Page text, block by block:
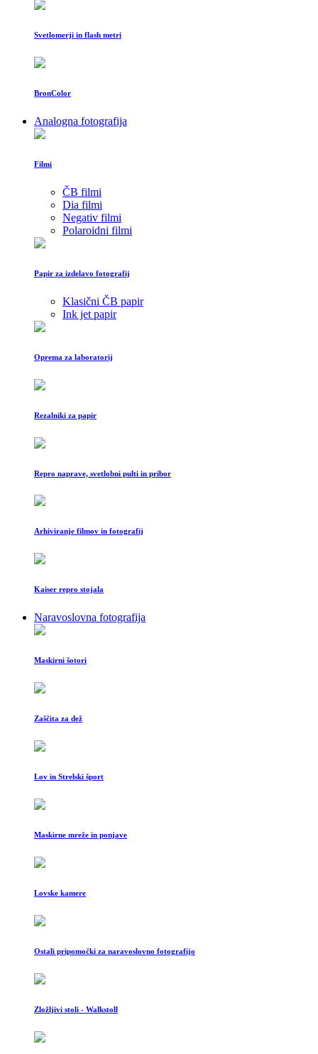
Svetlomerji in flash metri
BronColor
Analogna fotografija
Filmi
ČB filmi
Dia filmi
Negativ filmi
Polaroidni filmi
Papir za izdelavo fotografij
Klasični ČB papir
Ink jet papir
Oprema za laboratorij
Rezalniki za papir
Repro naprave, svetlobni pulti in pribor
Arhiviranje filmov in fotografij
Kaiser repro stojala
Naravoslovna fotografija
Maskirni šotori
Zaščita za dež
Lov in Strelski šport
Maskirne mreže in ponjave
Lovske kamere
Ostali pripomočki za naravoslovno fotografijo
Zložljivi stoli - Walkstoll